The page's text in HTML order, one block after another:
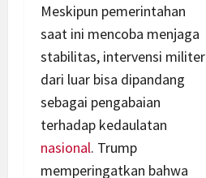
Meskipun pemerintahan
saat ini mencoba menjaga
stabilitas, intervensi militer
dari luar bisa dipandang
sebagai pengabaian
terhadap kedaulatan
nasional. Trump
memperingatkan bahwa